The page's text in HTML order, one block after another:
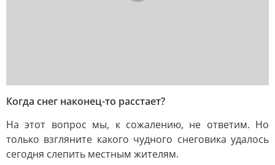
Когда снег наконец-то расстает?
На этот вопрос мы, к сожалению, не ответим. Но
только взгляните какого чудного снеговика удалось
сегодня слепить местным жителям.